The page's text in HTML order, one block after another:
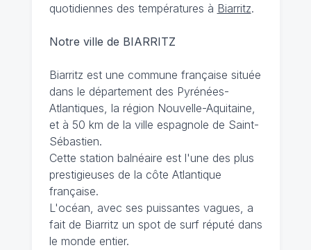
quotidiennes des températures à Biarritz.
Notre ville de BIARRITZ
Biarritz est une commune française située
dans le département des Pyrénées-
Atlantiques, la région Nouvelle-Aquitaine,
et à 50 km de la ville espagnole de Saint-
Sébastien.
Cette station balnéaire est l'une des plus
prestigieuses de la côte Atlantique
française.
L'océan, avec ses puissantes vagues, a
fait de Biarritz un spot de surf réputé dans
le monde entier.